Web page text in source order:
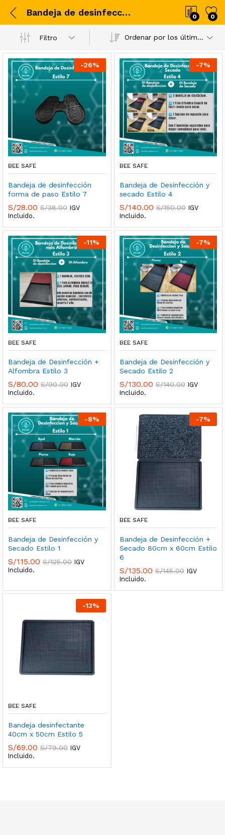
Bandeja de desinfección forma de paso Estilo 7 0 0
Filtro Ordenar por los últimos
-26%
BEE SAFE
Bandeja de desinfección
forma de paso Estilo 7
S/28.00 S/38.00 IGV
Incluido.
-7%
BEE SAFE
Bandeja de Desinfección y
secado Estilo 4
S/140.00 S/150.00 IGV
Incluido.
-11%
BEE SAFE
Bandeja de Desinfección +
Alfombra Estilo 3
S/80.00 S/90.00 IGV
Incluido.
-7%
BEE SAFE
Bandeja de Desinfección y
Secado Estilo 2
S/130.00 S/140.00 IGV
Incluido.
-8%
BEE SAFE
Bandeja de Desinfección y
Secado Estilo 1
S/115.00 S/125.00 IGV
Incluido.
-7%
BEE SAFE
Bandeja de Desinfección +
Secado 80cm x 60cm Estilo
6
S/135.00 S/145.00 IGV
Incluido.
-13%
BEE SAFE
Bandeja desinfectante
40cm x 50cm Estilo 5
S/69.00 S/79.00 IGV
Incluido.